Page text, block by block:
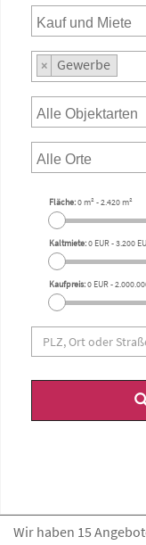
× Gewerbe
Fläche:0 m²-2.420 m²
Kaltmiete:0 EUR-3.200
Kaufpreis:0 EUR-
Wir haben 15